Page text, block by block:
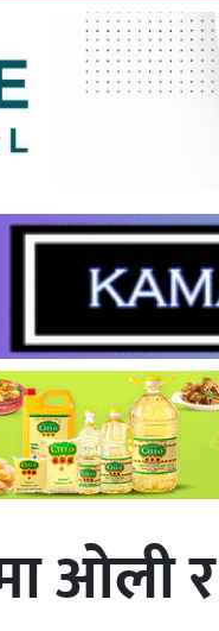
ओली